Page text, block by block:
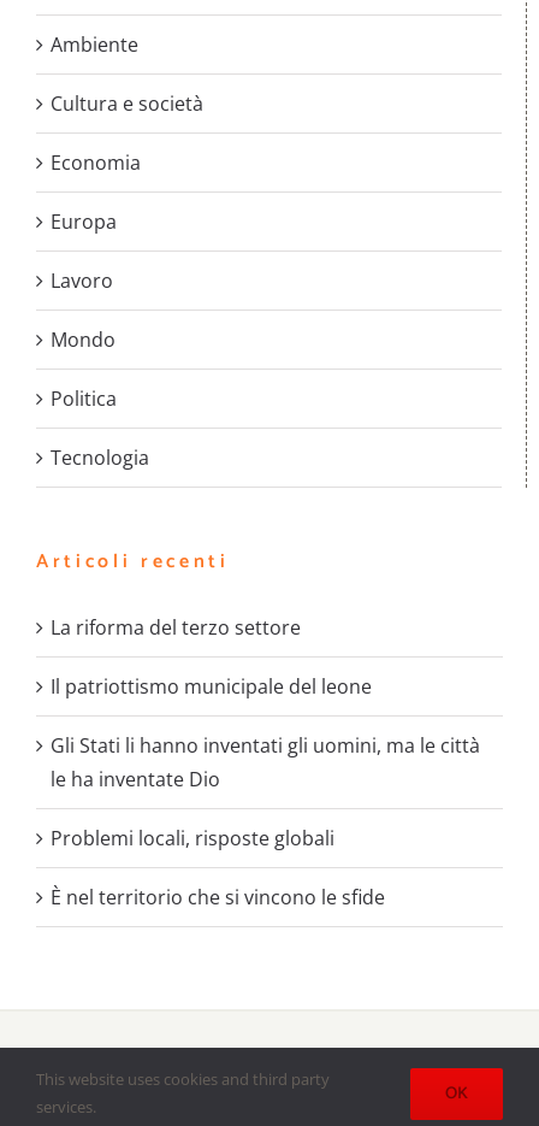
Ambiente
Cultura e società
Economia
Europa
Lavoro
Mondo
Politica
Tecnologia
Articoli recenti
La riforma del terzo settore
Il patriottismo municipale del leone
Gli Stati li hanno inventati gli uomini, ma le città
le ha inventate Dio
Problemi locali, risposte globali
È nel territorio che si vincono le sfide
Bresciane| All Rights Reserved | Powered by Lumenartis
This website uses cookies and third party
services.
OK